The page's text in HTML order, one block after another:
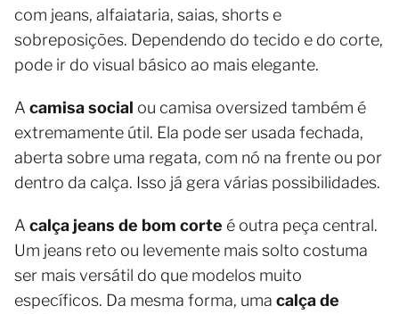
com jeans, alfaiataria, saias, shorts e
sobreposições. Dependendo do tecido e do corte,
pode ir do visual básico ao mais elegante.
A camisa social ou camisa oversized também é
extremamente útil. Ela pode ser usada fechada,
aberta sobre uma regata, com nó na frente ou por
dentro da calça. Isso já gera várias possibilidades.
A calça jeans de bom corte é outra peça central.
Um jeans reto ou levemente mais solto costuma
ser mais versátil do que modelos muito
específicos. Da mesma forma, uma calça de